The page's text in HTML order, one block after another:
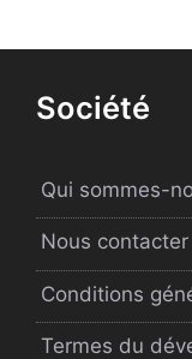
Société
Qui sommes-
Nous contacter
Conditions
Termes du